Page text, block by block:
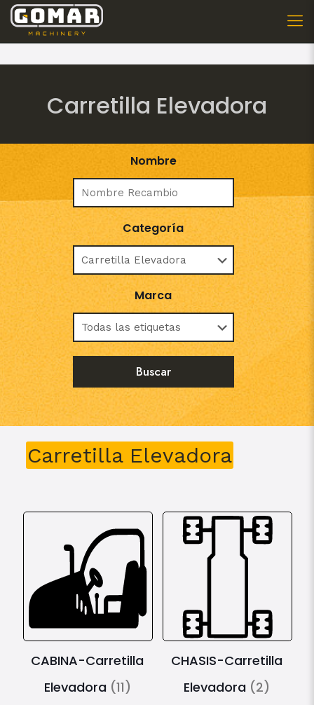
Carretilla Elevadora
Nombre
Categoría
Marca
Carretilla Elevadora
CABINA-Carretilla
Elevadora (11)
CHASIS-Carretilla
Elevadora (2)